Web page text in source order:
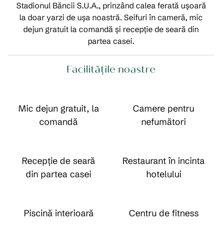
Stadionul Băncii S.U.A., prinzând calea ferată ușoară
la doar yarzi de ușa noastră. Seifuri în cameră, mic
dejun gratuit la comandă și recepție de seară din
partea casei.
Facilităţile noastre
Mic dejun gratuit, la
comandă
Camere pentru
nefumători
Recepție de seară
din partea casei
Restaurant în incinta
hotelului
Piscină interioară Centru de fitness